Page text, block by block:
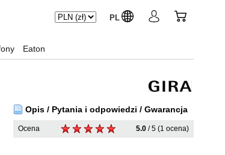
PL
Eaton
Opis / Pytania i odpowiedzi / Gwarancja
Ocena 5.0 / 5 (1 ocena)